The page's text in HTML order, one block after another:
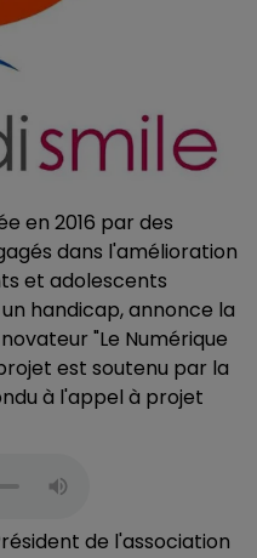
en 2016 par des
dans l'amélioration
et adolescents
handicap, annonce la
"Le Numérique
est soutenu par la
à l'appel à projet
de l'association